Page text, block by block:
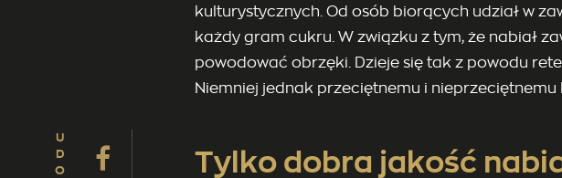
kulturystycznych. Od osób biorących udział w
każdy gram cukru. W związku z tym, że nabiał
powodować obrzęki. Dzieje się tak z powodu
Niemniej jednak przeciętnemu i
Tylko dobra jakość
U
D
O